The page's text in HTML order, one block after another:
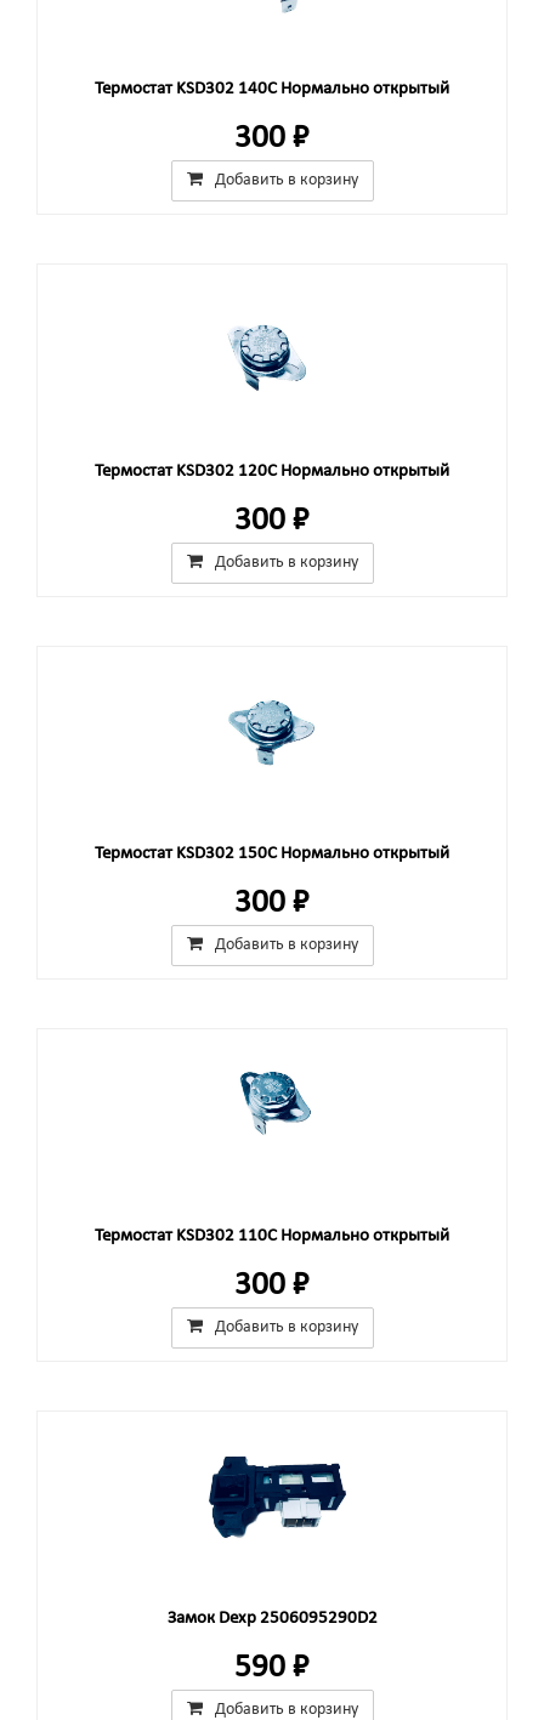
Термостат KSD302 140C Нормально открытый
300 ₽
Добавить в корзину
Термостат KSD302 120C Нормально открытый
300 ₽
Добавить в корзину
Термостат KSD302 150C Нормально открытый
300 ₽
Добавить в корзину
Термостат KSD302 110C Нормально открытый
300 ₽
Добавить в корзину
Замок Dexp 2506095290D2
590 ₽
Добавить в корзину